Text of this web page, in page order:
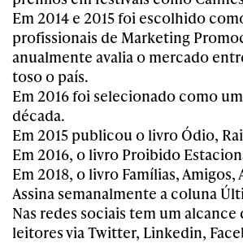
Em 2014 e 2015 foi escolhido
profissionais de Marketing
anualmente avalia o mercado
toso o país.
Em 2016 foi selecionado como
década.
Em 2015 publicou o livro Ódio,
Em 2016, o livro Proibido
Em 2018, o livro Famílias,
Assina semanalmente a coluna
Nas redes sociais tem um
leitores via Twitter, Linkedin,